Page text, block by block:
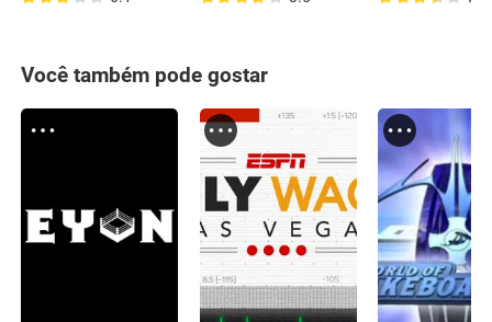
Você também pode gostar